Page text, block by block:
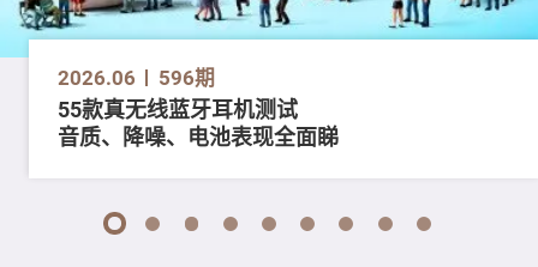
2026.06 596期
55款真无线蓝牙耳机测试
音质、降噪、电池表现全面睇
1 2 3 4 5 6 7 8 9